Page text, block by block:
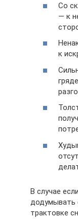
Со
— к
к
В случае
додумывать
трактовке